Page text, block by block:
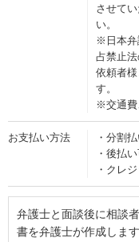
させて
い。
※日本弁
占禁止
依頼者
す。
※交通費
お支払い方法
・分割
・後払
・クレ
弁護士と面談後に相談
書を弁護士が作成します